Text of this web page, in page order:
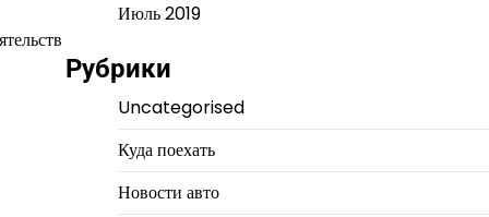
Июль 2019
Рубрики
Uncategorised
Куда поехать
Новости авто